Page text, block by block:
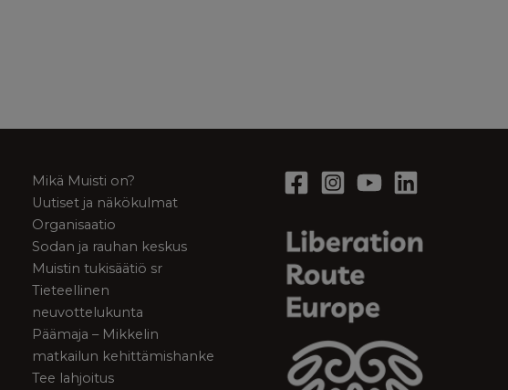
Mikä Muisti on?
Uutiset ja näkökulmat
Organisaatio
Sodan ja rauhan keskus
Muistin tukisäätiö sr
Tieteellinen
neuvottelukunta
Päämaja – Mikkelin
matkailun kehittämishanke
Tee lahjoitus